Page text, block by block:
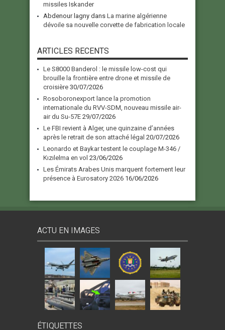
missiles Iskander
Abdenour lagny dans La marine algérienne
dévoile sa nouvelle corvette de fabrication locale
ARTICLES RECENTS
Le S8000 Banderol : le missile low-cost qui
brouille la frontière entre drone et missile de
croisière 30/07/2026
Rosoboronexport lance la promotion
internationale du RVV-SDM, nouveau missile air-
air du Su-57E 29/07/2026
Le FBI revient à Alger, une quinzaine d’années
après le retrait de son attaché légal 20/07/2026
Leonardo et Baykar testent le couplage M-346 /
Kızılelma en vol 23/06/2026
Les Émirats Arabes Unis marquent fortement leur
présence à Eurosatory 2026 16/06/2026
ACTU EN IMAGES
ÉTIQUETTES